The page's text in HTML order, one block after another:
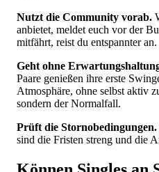
Nutzt die Community vorab.
anbietet, meldet euch vor der
mitfährt, reist du entspannter an.
Geht ohne
Paare genießen ihre erste
Atmosphäre, ohne selbst aktiv
sondern der Normalfall.
Prüft die Stornobedingungen.
sind die Fristen streng und die